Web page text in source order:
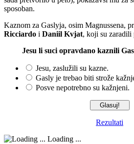
sposoban.
Kaznom za Gaslyja, osim Magnussena,
Ricciardo i Daniil Kvjat, koji su zaradili
Jesu li suci opravdano kaznili
Jesu, zaslužili su kazne.
Gasly je trebao biti strože
Posve nepotrebno su kažnjeni.
Rezultati
Loading ...